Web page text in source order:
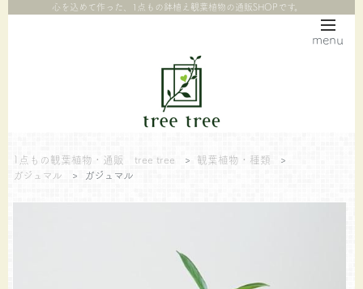
menu
心を込めて作った、1点もの鉢植え観葉植物の通販SHOPです。
1点もの観葉植物・通販 tree tree > 観葉植物・種類
>
ガジュマル
> ガジュマル